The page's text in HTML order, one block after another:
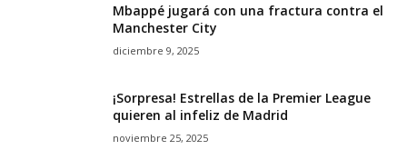
Mbappé jugará con una fractura contra el
Manchester City
diciembre 9, 2025
¡Sorpresa! Estrellas de la Premier League
quieren al infeliz de Madrid
noviembre 25, 2025